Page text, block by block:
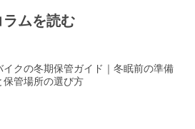
ムを読む
イクの冬期保管ガイド｜冬眠前の準備
保管場所の選び方